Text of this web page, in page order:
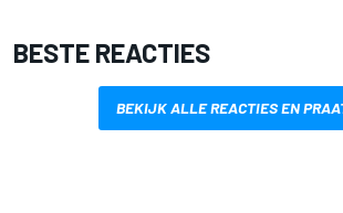
BESTE REACTIES
BEKIJK ALLE REACTIES EN